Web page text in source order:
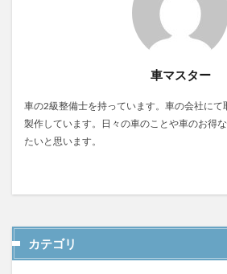
車マスター
車の2級整備士を持っています。車の会社にて
製作しています。日々の車のことや車のお得
たいと思います。
カテゴリ